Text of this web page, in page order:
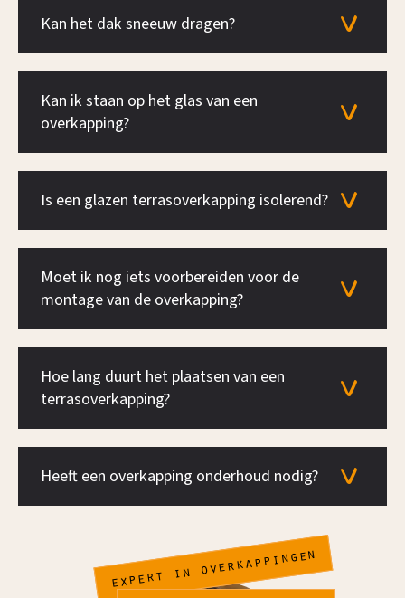
Kan het dak sneeuw dragen?
Kan ik staan op het glas van een
overkapping?
Is een glazen terrasoverkapping isolerend?
Moet ik nog iets voorbereiden voor de
montage van de overkapping?
Hoe lang duurt het plaatsen van een
terrasoverkapping?
Heeft een overkapping onderhoud nodig?
expert in overkappingen